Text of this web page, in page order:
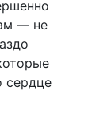
— не
сердце